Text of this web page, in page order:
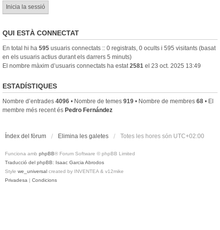
QUI ESTÀ CONNECTAT
En total hi ha 595 usuaris connectats :: 0 registrats, 0 ocults i 595 visitants (basat
en els usuaris actius durant els darrers 5 minuts)
El nombre màxim d’usuaris connectats ha estat 2581 el 23 oct. 2025 13:49
ESTADÍSTIQUES
Nombre d’entrades 4096 • Nombre de temes 919 • Nombre de membres 68 • El
membre més recent és Pedro Fernández
Índex del fòrum Elimina les galetes Totes les hores són UTC+02:00
Funciona amb phpBB® Forum Software © phpBB Limited
Traducció del phpBB: Isaac Garcia Abrodos
Style we_universal created by INVENTEA & v12mike
Privadesa | Condicions